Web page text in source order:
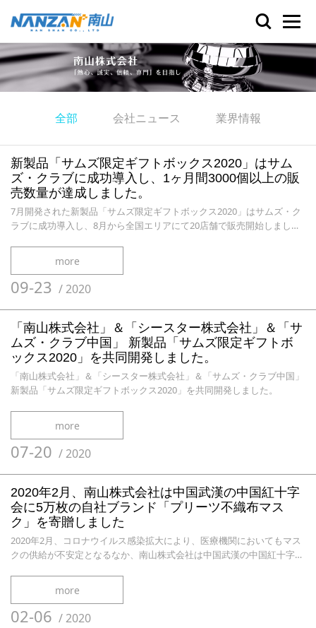
全部 会社ニュース 業界情報
新製品「サムズ限定ギフトボックス2020」はサム
ズ・クラブに成功導入し、1ヶ月間3000個以上の販
売数量が達成しました。
7月開発された新製品「サムズ限定ギフトボックス2020」はサムズ・ク
ラブに成功導入し、8月から全国エリアにて20店舗で販売開始しまし
more
09-23 /2020
「南山株式会社」＆「シースター株式会社」＆「サ
ムズ・クラブ中国」 新製品「サムズ限定ギフトボ
ックス2020」を共同開発しました。
「南山株式会社」＆「シースター株式会社」＆「サムズ・クラブ中国」
新製品「サムズ限定ギフトボックス2020」を共同開発しました。
more
07-20 /2020
2020年2月、南山株式会社は中国武漢の中国紅十字
会に5万枚の自社ブランド「プリーツ不織布マス
ク」を寄贈しました
2020年2月、コロナウイルス感染拡大により、医療機関においてもマス
クの供給が不安定となるなか、南山株式会社は中国武漢の中国紅十字会
more
02-06 /2020